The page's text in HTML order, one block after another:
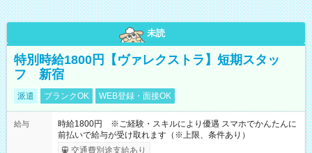
未読
特別時給1800円【ヴァレクストラ】短期スタッ
フ 新宿
派遣 ブランクOK WEB登録・面接OK
給与
時給1800円 ※ご経験・スキルにより優遇 スマホでかんたんに
前払いで給与が受け取れます（※上限、条件あり）
交通費別途支給あり